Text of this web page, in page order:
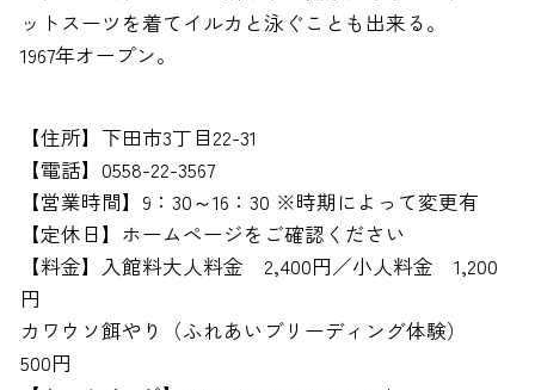
ットスーツを着てイルカと泳ぐことも出来る。
1967年オープン。
【住所】下田市3丁目22-31
【電話】0558-22-3567
【営業時間】9：30～16：30 ※時期によって変更有
【定休日】ホームページをご確認ください
【料金】入館料大人料金 2,400円／小人料金 1,200
円
カワウソ餌やり（ふれあいブリーディング体験）
500円